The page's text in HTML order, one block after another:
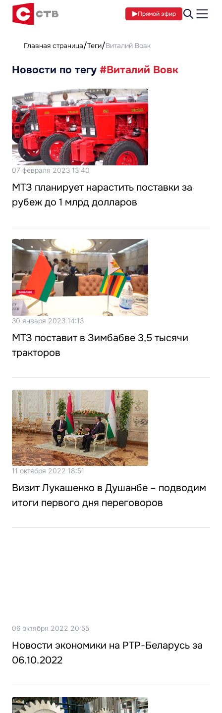
Прямой эфир
Главная страница Теги Виталий Вовк
Новости по тегу #Виталий Вовк
07 февраля 2023 13:40
МТЗ планирует нарастить поставки за
рубеж до 1 млрд долларов
30 января 2023 14:13
МТЗ поставит в Зимбабве 3,5 тысячи
тракторов
11 октября 2022 18:51
Визит Лукашенко в Душанбе – подводим
итоги первого дня переговоров
06 октября 2022 20:55
Новости экономики на РТР-Беларусь за
06.10.2022